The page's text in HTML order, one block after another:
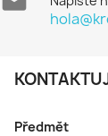
Předmět